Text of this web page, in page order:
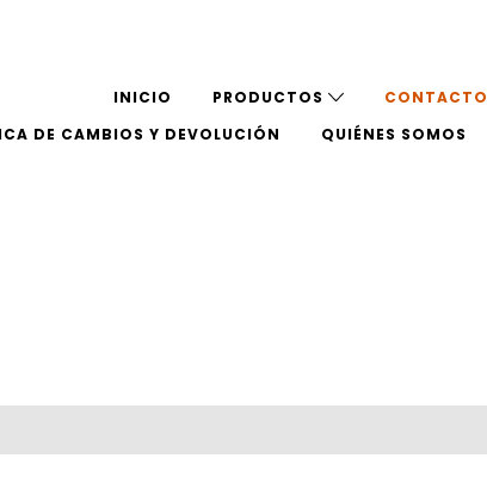
INICIO PRODUCTOS
CONTACTO
DE CAMBIOS Y DEVOLUCIÓN
QUIÉNES SOMOS